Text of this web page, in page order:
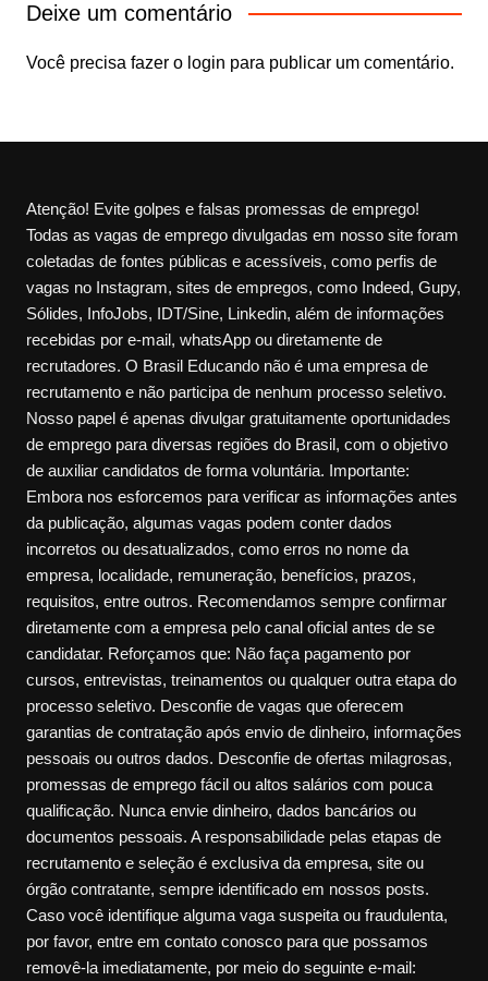
Deixe um comentário
Você precisa fazer o login para publicar um comentário.
Atenção! Evite golpes e falsas promessas de emprego!
Todas as vagas de emprego divulgadas em nosso site foram
coletadas de fontes públicas e acessíveis, como perfis de
vagas no Instagram, sites de empregos, como Indeed, Gupy,
Sólides, InfoJobs, IDT/Sine, Linkedin, além de informações
recebidas por e-mail, whatsApp ou diretamente de
recrutadores. O Brasil Educando não é uma empresa de
recrutamento e não participa de nenhum processo seletivo.
Nosso papel é apenas divulgar gratuitamente oportunidades
de emprego para diversas regiões do Brasil, com o objetivo
de auxiliar candidatos de forma voluntária. Importante:
Embora nos esforcemos para verificar as informações antes
da publicação, algumas vagas podem conter dados
incorretos ou desatualizados, como erros no nome da
empresa, localidade, remuneração, benefícios, prazos,
requisitos, entre outros. Recomendamos sempre confirmar
diretamente com a empresa pelo canal oficial antes de se
candidatar. Reforçamos que: Não faça pagamento por
cursos, entrevistas, treinamentos ou qualquer outra etapa do
processo seletivo. Desconfie de vagas que oferecem
garantias de contratação após envio de dinheiro, informações
pessoais ou outros dados. Desconfie de ofertas milagrosas,
promessas de emprego fácil ou altos salários com pouca
qualificação. Nunca envie dinheiro, dados bancários ou
documentos pessoais. A responsabilidade pelas etapas de
recrutamento e seleção é exclusiva da empresa, site ou
órgão contratante, sempre identificado em nossos posts.
Caso você identifique alguma vaga suspeita ou fraudulenta,
por favor, entre em contato conosco para que possamos
removê-la imediatamente, por meio do seguinte e-mail: